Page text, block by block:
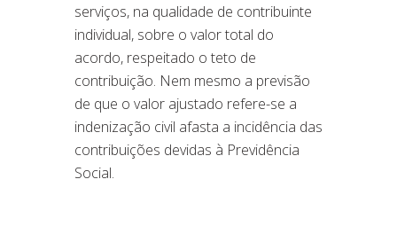
serviços, na qualidade de contribuinte
individual, sobre o valor total do
acordo, respeitado o teto de
contribuição. Nem mesmo a previsão
de que o valor ajustado refere-se a
indenização civil afasta a incidência das
contribuições devidas à Previdência
Social.